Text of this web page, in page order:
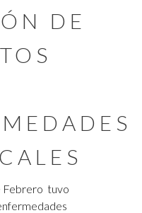
DE
Febrero tuvo